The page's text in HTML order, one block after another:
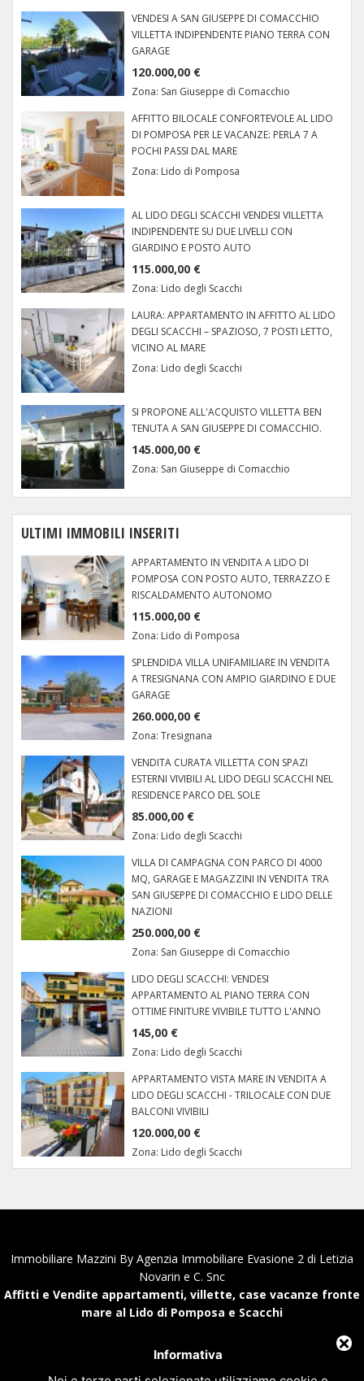
VENDESI A SAN GIUSEPPE DI COMACCHIO
VILLETTA INDIPENDENTE PIANO TERRA CON
GARAGE
120.000,00 €
Zona: San Giuseppe di Comacchio
AFFITTO BILOCALE CONFORTEVOLE AL LIDO
DI POMPOSA PER LE VACANZE: PERLA 7 A
POCHI PASSI DAL MARE
Zona: Lido di Pomposa
AL LIDO DEGLI SCACCHI VENDESI VILLETTA
INDIPENDENTE SU DUE LIVELLI CON
GIARDINO E POSTO AUTO
115.000,00 €
Zona: Lido degli Scacchi
LAURA: APPARTAMENTO IN AFFITTO AL LIDO
DEGLI SCACCHI – SPAZIOSO, 7 POSTI LETTO,
VICINO AL MARE
Zona: Lido degli Scacchi
SI PROPONE ALL'ACQUISTO VILLETTA BEN
TENUTA A SAN GIUSEPPE DI COMACCHIO.
145.000,00 €
Zona: San Giuseppe di Comacchio
ULTIMI IMMOBILI INSERITI
APPARTAMENTO IN VENDITA A LIDO DI
POMPOSA CON POSTO AUTO, TERRAZZO E
RISCALDAMENTO AUTONOMO
115.000,00 €
Zona: Lido di Pomposa
SPLENDIDA VILLA UNIFAMILIARE IN VENDITA
A TRESIGNANA CON AMPIO GIARDINO E DUE
GARAGE
260.000,00 €
Zona: Tresignana
VENDITA CURATA VILLETTA CON SPAZI
ESTERNI VIVIBILI AL LIDO DEGLI SCACCHI NEL
RESIDENCE PARCO DEL SOLE
85.000,00 €
Zona: Lido degli Scacchi
VILLA DI CAMPAGNA CON PARCO DI 4000
MQ, GARAGE E MAGAZZINI IN VENDITA TRA
SAN GIUSEPPE DI COMACCHIO E LIDO DELLE
NAZIONI
250.000,00 €
Zona: San Giuseppe di Comacchio
LIDO DEGLI SCACCHI: VENDESI
APPARTAMENTO AL PIANO TERRA CON
OTTIME FINITURE VIVIBILE TUTTO L'ANNO
145,00 €
Zona: Lido degli Scacchi
APPARTAMENTO VISTA MARE IN VENDITA A
LIDO DEGLI SCACCHI - TRILOCALE CON DUE
BALCONI VIVIBILI
120.000,00 €
Zona: Lido degli Scacchi
Immobiliare Mazzini By Agenzia Immobiliare Evasione 2 di Letizia
Novarin e C. Snc
Affitti e Vendite appartamenti, villette, case vacanze fronte
mare al Lido di Pomposa e Scacchi
C.F. e P.IVA 01894670387 - Numero REA:FE - 207643
Informativa